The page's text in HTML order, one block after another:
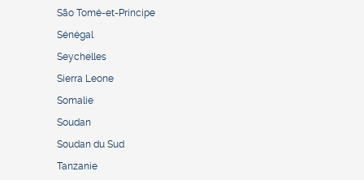
São Tomé-et-Principe
Sénégal
Seychelles
Sierra Leone
Somalie
Soudan
Soudan du Sud
Tanzanie